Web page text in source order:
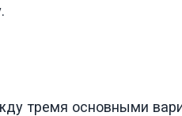
тремя основными